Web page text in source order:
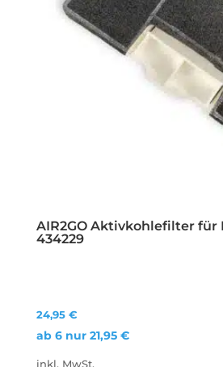
AIR2GO Aktivkohlefilter für
434229
24,95€
ab 6 nur21,95€
inkl. MwSt.